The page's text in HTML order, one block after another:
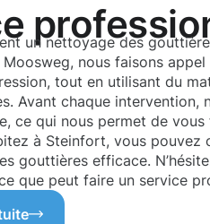
un nettoyage des
nous faisons
tout en utilisant du
Avant chaque intervention,
ce qui nous permet de
à Steinfort, vous
gouttières efficace.
que peut faire un service